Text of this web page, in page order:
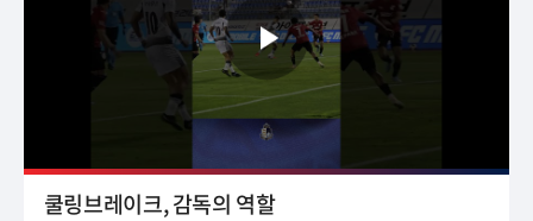
쿨링브레이크, 감독의 역할